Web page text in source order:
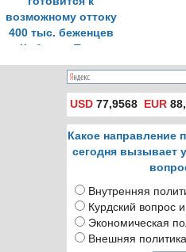
возможному оттоку
400 тыс. беженцев
из Кобане в Турцию
USD 77,9568 EUR
Какое направление
сегодня вызывает
Внутренняя
Курдский вопрос
Экономическая
Внешняя политика